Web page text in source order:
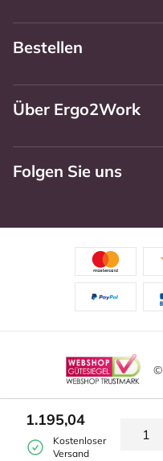
1.195,04
Kostenloser
Versand
Bestellen
Über Ergo2Work
Folgen Sie uns
Haftungsausschluss
Allgemeine
Diese Website
Datenschutzerklärung